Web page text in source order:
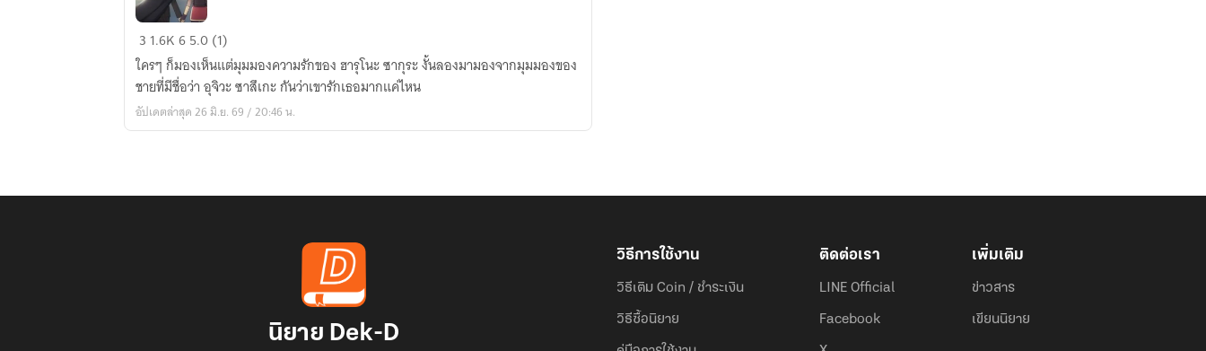
My
Love
(ความ
รัก
ของ
3 1.6K65.0 (1)
ใครๆ ก็มองเห็นแต่มุมมองความรักของ ฮารุโนะ ซากุระ งั้นลองมามองจากมุมมองของ
ชายที่มีชื่อว่า อุจิวะ ซาสึเกะ กันว่าเขารักเธอมากแค่ไหน
อัปเดตล่าสุด 26 มิ.ย. 69 / 20:46 น.
นิยาย Dek-D
วิธีการใช้งาน
วิธีเติม Coin / ชำระเงิน
วิธีซื้อนิยาย
ติดต่อเรา
LINE Official
Facebook
เพิ่มเติม
ข่าวสาร
เขียนนิยาย